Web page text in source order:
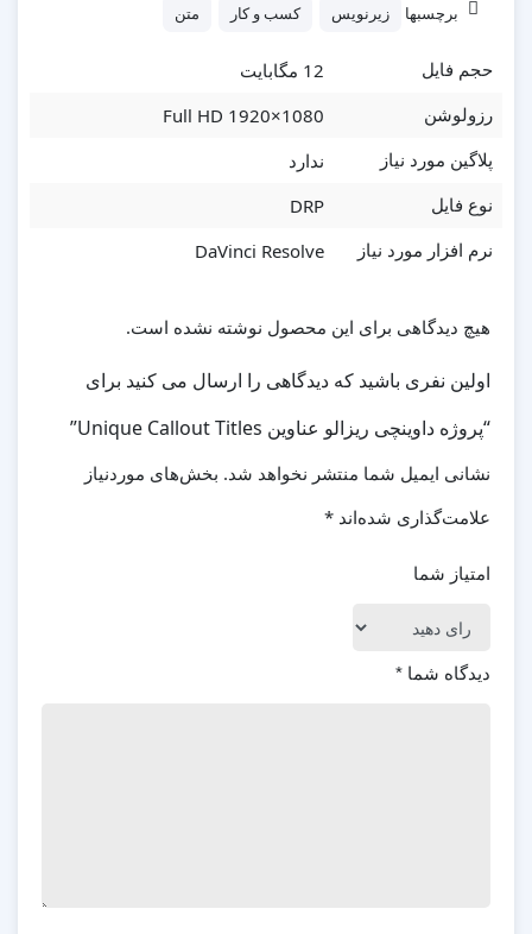
برچسبها زیرنویس کسب و کار متن
حجم فایل 12 مگابایت
رزولوشن Full HD 1920×1080
پلاگین مورد نیاز ندارد
نوع فایل DRP
نرم افزار مورد نیاز DaVinci Resolve
هیچ دیدگاهی برای این محصول نوشته نشده است.
اولین نفری باشید که دیدگاهی را ارسال می کنید برای
“پروژه داوینچی ریزالو عناوین Unique Callout Titles”
نشانی ایمیل شما منتشر نخواهد شد. بخش‌های موردنیاز
علامت‌گذاری شده‌اند *
امتیاز شما
دیدگاه شما *